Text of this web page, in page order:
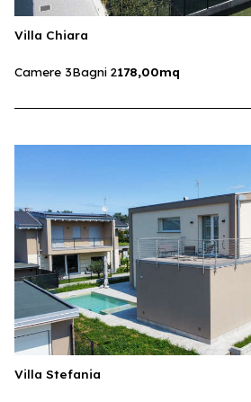
Villa Chiara
Camere 3Bagni 2178,00mq
Villa Stefania